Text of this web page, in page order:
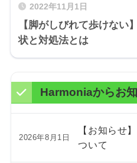
2022年11月1日
【脚がしびれて歩けない
状と対処法とは
Harmoniaからお
2026年8月1日
【お知らせ
ついて